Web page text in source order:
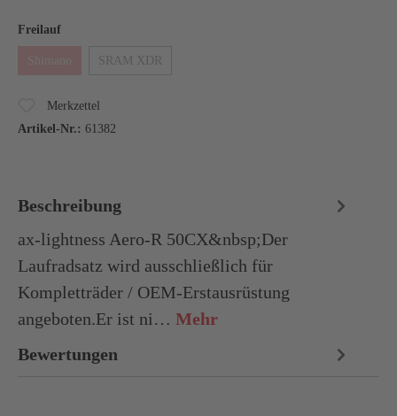
Freilauf
SRAM XDR
Merkzettel
Artikel-Nr.: 61382
Beschreibung
ax-lightness Aero-R 50CX&nbsp;Der
Laufradsatz wird ausschließlich für
Kompletträder / OEM-Erstausrüstung
angeboten.Er ist ni… Mehr
Bewertungen